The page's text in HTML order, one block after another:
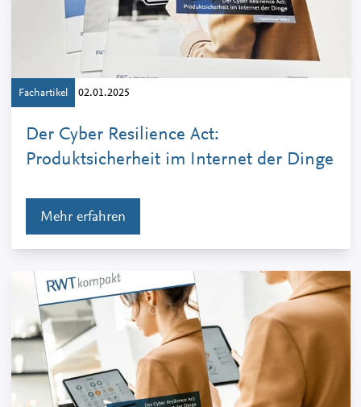
Fachartikel 02.01.2025
Der Cyber Resilience Act:
Produktsicherheit im Internet der Dinge
Mehr erfahren